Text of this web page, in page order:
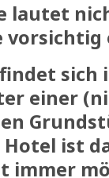
lautet
vorsichtig
einer
Hotel ist
immer